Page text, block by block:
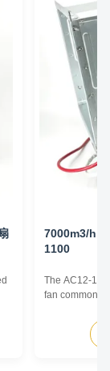
7000m3/h
1100
The AC12-12
fan commonly
and various
by